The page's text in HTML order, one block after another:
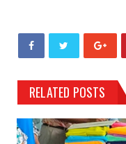
RELATED POSTS